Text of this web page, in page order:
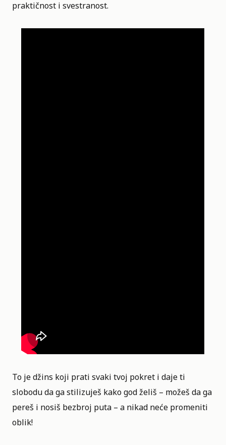
praktičnost i svestranost.
To je džins koji prati svaki tvoj pokret i daje ti
slobodu da ga stilizuješ kako god želiš – možeš da ga
pereš i nosiš bezbroj puta – a nikad neće promeniti
oblik!